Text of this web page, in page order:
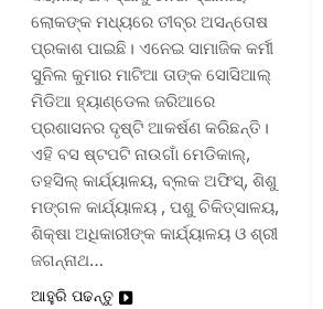
ଲୋକଙ୍କ ମଧ୍ୟରେ ତୀବ୍ର ଅସନ୍ତୋଷ
ପ୍ରକାଶ ପାଇଛି। ଏନେଇ ସାମାଜିକ କର୍ମୀ
ସୁନିଲ କୁମାର ମାଟିଆ ତାଙ୍କ ସୋସିଆଲ୍‌
ମିଡିଆ ହ୍ୟାଣ୍ଡେଲ ଜରିଆରେ
ପ୍ରଶାସନର ଦୃଷ୍ଟି ଆକର୍ଷଣ କରିଛନ୍ତି।
ଏହି ବସ ଷ୍ଟପଟି ନାଉଗାଁ ମେଡିକାଲ୍‌,
ତହସିଲ୍‌ କାର୍ଯ୍ୟାଳୟ, ବ୍ଲକ ଅଫିସ୍‌, ଶିଶୁ
ମଙ୍ଗଳ କାର୍ଯ୍ୟାଳୟ , ପଶୁ ଚିକିତ୍ସାଳୟ,
ଶିକ୍ଷା ଅଧିକାରୀଙ୍କ କାର୍ଯ୍ୟାଳୟ ଓ ଶ୍ରୀ
ଜଗନ୍ନାଥ…
ଆହୁରି ପଢନ୍ତୁ